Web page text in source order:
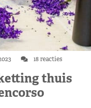
18 reacties
thuis